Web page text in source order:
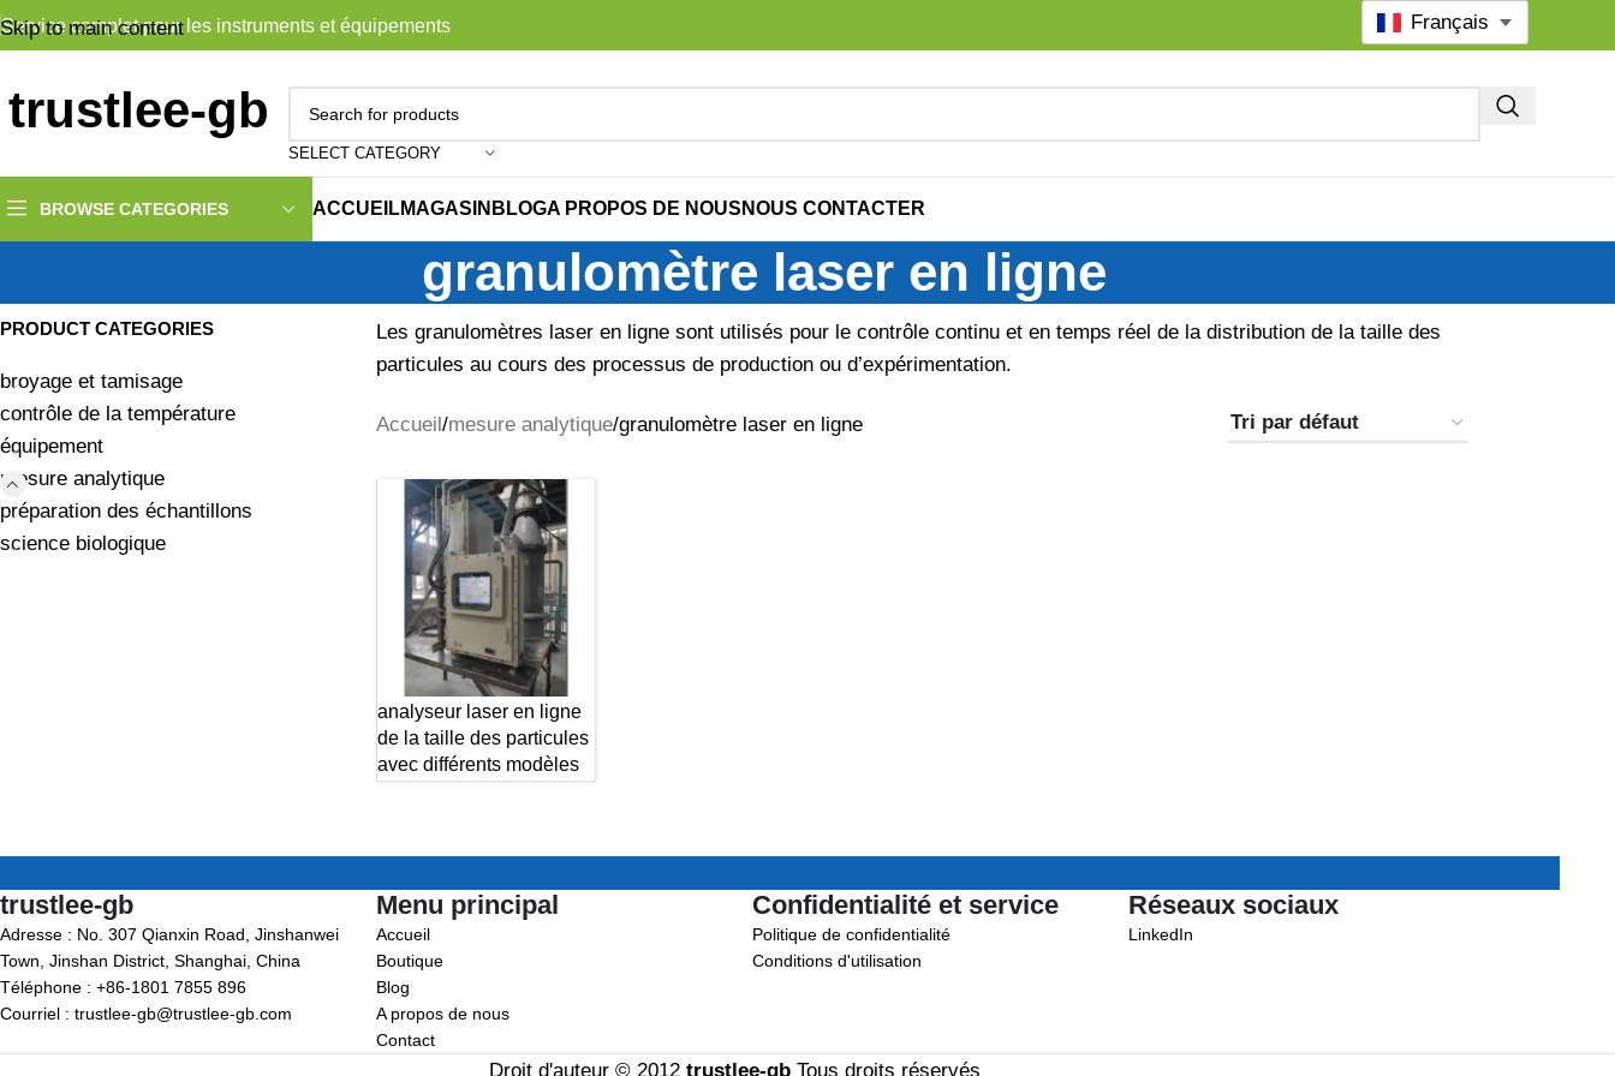
Skip to main content
Service complet pour les instruments et équipements
SELECT CATEGORY
BROWSE CATEGORIES ACCUEILMAGASIN BLOGA PROPOS DE NOUS NOUS CONTACTER
Français
granulomètre laser en ligne
PRODUCT CATEGORIES
broyage et tamisage
contrôle de la température
équipement
mesure analytique
préparation des échantillons
science biologique
Les granulomètres laser en ligne sont utilisés pour le contrôle continu et en temps réel de la distribution de la taille des
particules au cours des processus de production ou d’expérimentation.
Accueil mesure analytique granulomètre laser en ligne
analyseur laser en ligne
de la taille des particules
avec différents modèles
trustlee-gb
Adresse : No. 307 Qianxin Road, Jinshanwei
Town, Jinshan District, Shanghai, China
Téléphone : +86-1801 7855 896
Courriel : trustlee-gb@trustlee-gb.com
Menu principal
Accueil
Boutique
Blog
A propos de nous
Contact
Confidentialité et service
Politique de confidentialité
Conditions d'utilisation
Réseaux sociaux
LinkedIn
Droit d'auteur © 2012 trustlee-gbTous droits réservés